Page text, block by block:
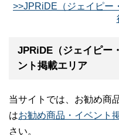
>>JPRiDE（ジェイピー
JPRiDE（ジェイピー
ント掲載エリア
当サイトでは、お勧め商
はお勧め商品・イベント
さい。